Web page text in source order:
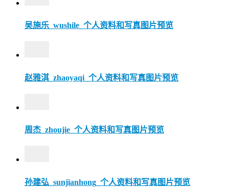
吴施乐_wushile_个人资料和写真图片预览
赵雅淇_zhaoyaqi_个人资料和写真图片预览
周杰_zhoujie_个人资料和写真图片预览
孙建弘_sunjianhong_个人资料和写真图片预览